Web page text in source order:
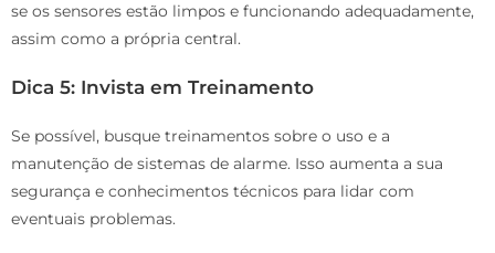
se os sensores estão limpos e funcionando adequadamente,
assim como a própria central.
Dica 5: Invista em Treinamento
Se possível, busque treinamentos sobre o uso e a
manutenção de sistemas de alarme. Isso aumenta a sua
segurança e conhecimentos técnicos para lidar com
eventuais problemas.